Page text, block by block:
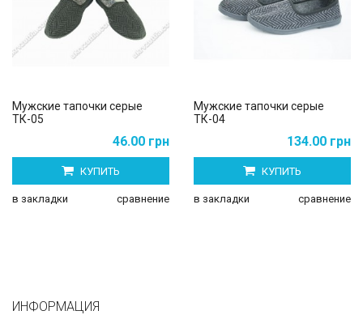
Мужские тапочки серые
ТК-05
46.00 грн
КУПИТЬ
в закладки сравнение
Мужские тапочки серые
ТК-04
134.00 грн
КУПИТЬ
в закладки сравнение
ИНФОРМАЦИЯ